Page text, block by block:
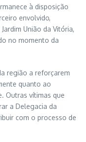
à disposição
envolvido,
União da Vitória,
no momento da
região a reforçarem
quanto ao
Outras vítimas que
a Delegacia da
com o processo de